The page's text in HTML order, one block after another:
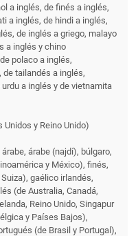
a inglés, de finés a inglés,
a inglés, de hindi a inglés,
de inglés a griego, malayo
a inglés y chino
polaco a inglés,
de tailandés a inglés,
a inglés y de vietnamita
y Reino Unido)
árabe (najdí), búlgaro,
y México), finés,
gaélico irlandés,
(de Australia, Canadá,
Reino Unido, Singapur
y Países Bajos),
(de Brasil y Portugal),